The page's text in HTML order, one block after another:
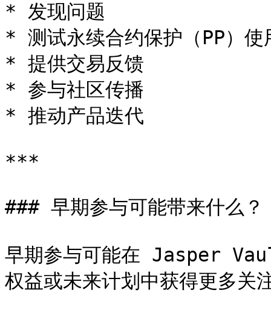
* 发现问题
* 测试永续合约保护（PP）使
* 提供交易反馈
* 参与社区传播
* 推动产品迭代
***
### 早期参与可能带来什么？
早期参与可能在 Jasper
权益或未来计划中获得更多关